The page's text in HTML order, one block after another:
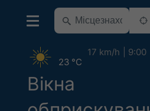
Вікна
23 °C
17 km/h 9:00